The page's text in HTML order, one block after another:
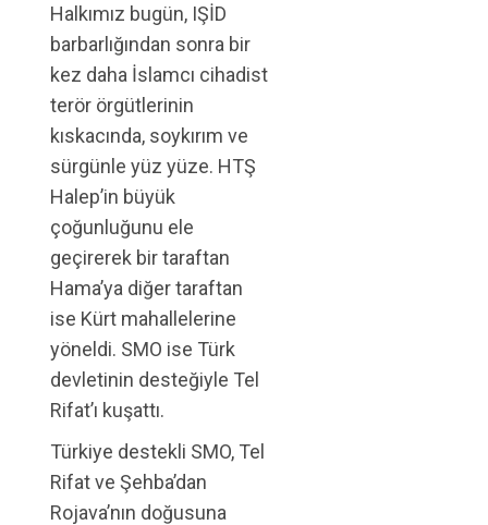
Halkımız bugün, IŞİD
barbarlığından sonra bir
kez daha İslamcı cihadist
terör örgütlerinin
kıskacında, soykırım ve
sürgünle yüz yüze. HTŞ
Halep’in büyük
çoğunluğunu ele
geçirerek bir taraftan
Hama’ya diğer taraftan
ise Kürt mahallelerine
yöneldi. SMO ise Türk
devletinin desteğiyle Tel
Rifat’ı kuşattı.
Türkiye destekli SMO, Tel
Rifat ve Şehba’dan
Rojava’nın doğusuna